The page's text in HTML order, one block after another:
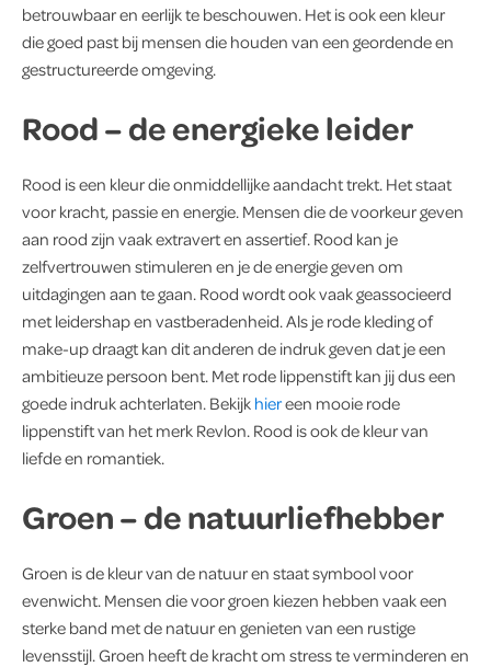
betrouwbaar en eerlijk te beschouwen. Het is ook een kleur
die goed past bij mensen die houden van een geordende en
gestructureerde omgeving.
Rood – de energieke leider
Rood is een kleur die onmiddellijke aandacht trekt. Het staat
voor kracht, passie en energie. Mensen die de voorkeur geven
aan rood zijn vaak extravert en assertief. Rood kan je
zelfvertrouwen stimuleren en je de energie geven om
uitdagingen aan te gaan. Rood wordt ook vaak geassocieerd
met leidershap en vastberadenheid. Als je rode kleding of
make-up draagt kan dit anderen de indruk geven dat je een
ambitieuze persoon bent. Met rode lippenstift kan jij dus een
goede indruk achterlaten. Bekijk hiereen mooie rode
lippenstift van het merk Revlon. Rood is ook de kleur van
liefde en romantiek.
Groen – de natuurliefhebber
Groen is de kleur van de natuur en staat symbool voor
evenwicht. Mensen die voor groen kiezen hebben vaak een
sterke band met de natuur en genieten van een rustige
levensstijl. Groen heeft de kracht om stress te verminderen en